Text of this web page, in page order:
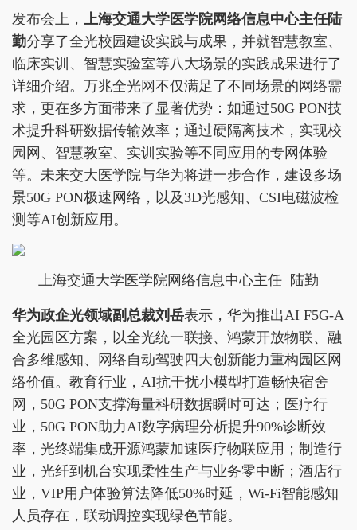
发布会上， 上海交通大学医学院网络信息中心主任陆
勤分享了全光校园建设实践与成果，并就智慧教室、
临床实训、智慧实验室等八大场景的实践成果进行了
详细介绍。万兆全光网不仅满足了不同场景的网络需
求，更在多方面带来了显著优势：如通过50G PON技
术提升科研数据传输效率；通过硬隔离技术，实现校
园网、智慧教室、实训实验等不同应用的专网体验
等。未来交大医学院与华为将进一步合作，建设多场
景50G PON极速网络，以及3D光感知、CSI电磁波检
测等AI创新应用。
上海交通大学医学院网络信息中心主任 陆勤
华为政企光领域副总裁刘岳表示，华为推出AI F5G-A
全光园区方案，以全光统一联接、鸿蒙开放物联、融
合多维感知、网络自动驾驶四大创新能力重构园区网
络价值。教育行业，AI抗干扰小模型打造畅快宿舍
网，50G PON支撑海量科研数据瞬时可达；医疗行
业，50G PON助力AI数字病理分析提升90%诊断效
率，光终端集成开源鸿蒙加速医疗物联应用；制造行
业，光纤到机台实现柔性生产与业务零中断；酒店行
业，VIP用户体验算法降低50%时延，Wi-Fi智能感知
人员存在，联动调控实现绿色节能。